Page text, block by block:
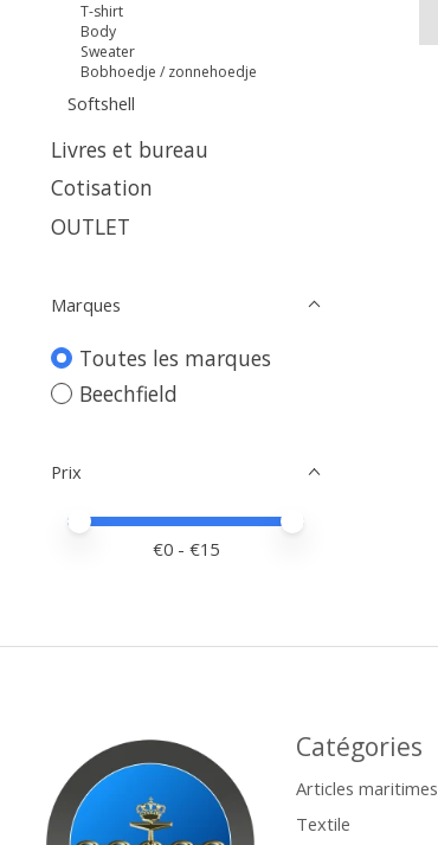
T-shirt
Body
Sweater
Bobhoedje / zonnehoedje
Softshell
Livres et bureau
Cotisation
OUTLET
Marques
Toutes les marques
Beechfield
Prix
Prix minimum
Price maximum value
€0 - €15
Catégories
Articles maritimes
Textile